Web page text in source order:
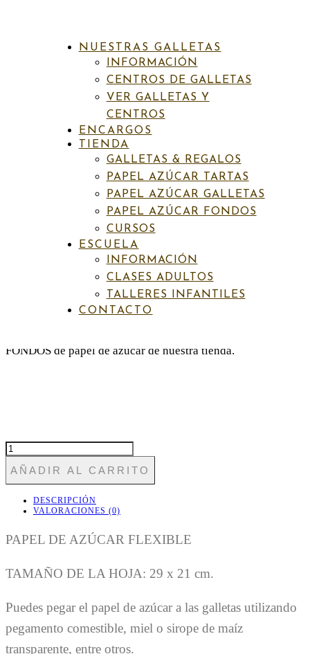
NUESTRAS GALLETAS
INFORMACIÓN
CENTROS DE GALLETAS
VER GALLETAS Y
CENTROS
ENCARGOS
TIENDA
GALLETAS & REGALOS
PAPEL AZÚCAR TARTAS
PAPEL AZÚCAR GALLETAS
PAPEL AZÚCAR FONDOS
CURSOS
ESCUELA
INFORMACIÓN
CLASES ADULTOS
TALLERES INFANTILES
CONTACTO
PAPEL AZÚCAR FONDOS
Papel azúcar fondos
Fon Navidad 6
IVA incluído
PAPEL DE AZÚCAR
FONDOS de papel de azúcar de nuestra tienda.
FON
NAVIDAD
6
CANTIDAD
AÑADIR AL CARRITO
DESCRIPCIÓN
VALORACIONES (0)
PAPEL DE AZÚCAR FLEXIBLE
TAMAÑO DE LA HOJA: 29 x 21 cm.
Puedes pegar el papel de azúcar a las galletas utilizando
pegamento comestible, miel o sirope de maíz
transparente, entre otros.